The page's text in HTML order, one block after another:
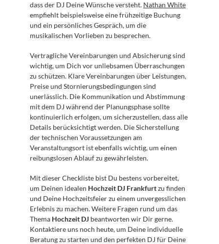
dass der DJ Deine Wünsche versteht. Nathan White
empfiehlt beispielsweise eine frühzeitige Buchung
und ein persönliches Gespräch, um die
musikalischen Vorlieben zu besprechen.
Vertragliche Vereinbarungen und Absicherung sind
wichtig, um Dich vor unliebsamen Überraschungen
zu schützen. Klare Vereinbarungen über Leistungen,
Preise und Stornierungsbedingungen sind
unerlässlich. Die Kommunikation und Abstimmung
mit dem DJ während der Planungsphase sollte
kontinuierlich erfolgen, um sicherzustellen, dass alle
Details berücksichtigt werden. Die Sicherstellung
der technischen Voraussetzungen am
Veranstaltungsort ist ebenfalls wichtig, um einen
reibungslosen Ablauf zu gewährleisten.
Mit dieser Checkliste bist Du bestens vorbereitet,
um Deinen idealen Hochzeit DJ Frankfurt zu finden
und Deine Hochzeitsfeier zu einem unvergesslichen
Erlebnis zu machen. Weitere Fragen rund um das
Thema Hochzeit DJ beantworten wir Dir gerne.
Kontaktiere uns noch heute, um Deine individuelle
Beratung zu starten und den perfekten DJ für Deine